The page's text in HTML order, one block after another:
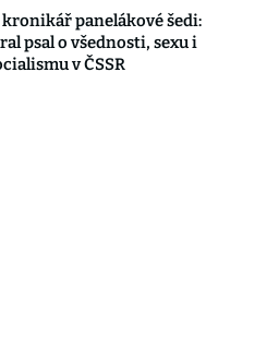
kronikář panelákové šedi:
psal o všednosti, sexu i
v ČSSR